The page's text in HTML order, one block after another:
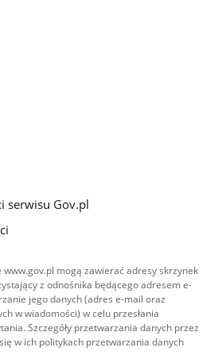
serwisu Gov.pl
mogą zawierać adresy skrzynek
z odnośnika będącego adresem e-
jego danych (adres e-mail oraz
w wiadomości) w celu przesłania
Szczegóły przetwarzania danych przez
w ich politykach przetwarzania danych